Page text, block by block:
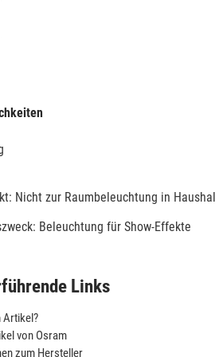
Nicht zur Raumbeleuchtung in
Beleuchtung für Show-Effekte
Links
Artikel?
von Osram
zum Hersteller